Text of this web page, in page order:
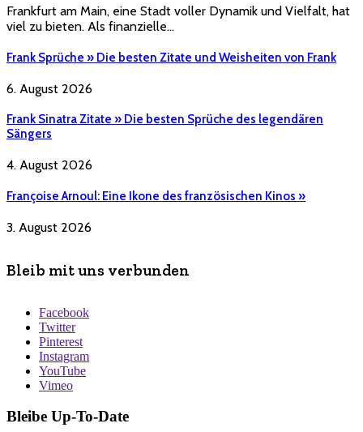
Frankfurt am Main, eine Stadt voller Dynamik und Vielfalt, hat
viel zu bieten. Als finanzielle…
Frank Sprüche » Die besten Zitate und Weisheiten von Frank
6. August 2026
Frank Sinatra Zitate » Die besten Sprüche des legendären
Sängers
4. August 2026
Françoise Arnoul: Eine Ikone des französischen Kinos »
3. August 2026
Bleib mit uns verbunden
Facebook
Twitter
Pinterest
Instagram
YouTube
Vimeo
Bleibe Up-To-Date